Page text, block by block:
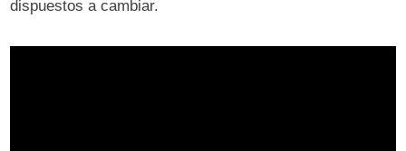
dispuestos a cambiar.